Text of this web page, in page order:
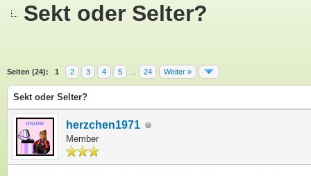
Sekt oder Selter?
Seiten (24): 1 2 3 4 5 24 Weiter »
Sekt oder Selter?
herzchen1971
Member